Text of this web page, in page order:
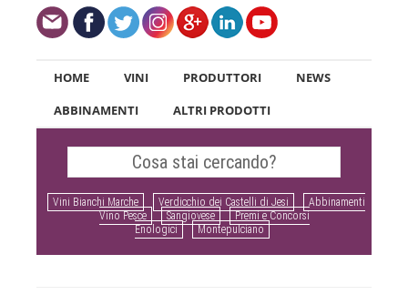
HOME VINI PRODUTTORI
NEWS
ABBINAMENTI
ALTRI PRODOTTI
Vini Bianchi Marche Verdicchio dei Castelli di Jesi
Abbinamenti
Vino Pesce
Sangiovese
Premi e Concorsi
Enologici
Montepulciano